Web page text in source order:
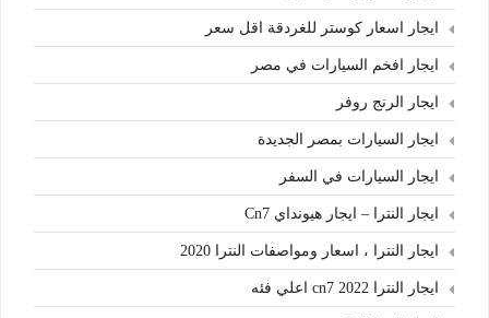
ايجار اسعار كوستر للغردقة اقل سعر
ايجار افخم السيارات في مصر
ايجار الرنج روفر
ايجار السيارات بمصر الجديدة
ايجار السيارات في السفر
ايجار النترا – ايجار هيونداي Cn7
ايجار النترا ، اسعار ومواصفات النترا 2020
ايجار النترا cn7 2022 اعلي فئه